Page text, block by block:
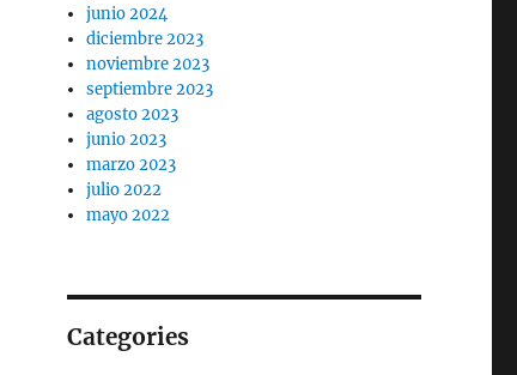
junio 2024
diciembre 2023
noviembre 2023
septiembre 2023
agosto 2023
junio 2023
marzo 2023
julio 2022
mayo 2022
Categories